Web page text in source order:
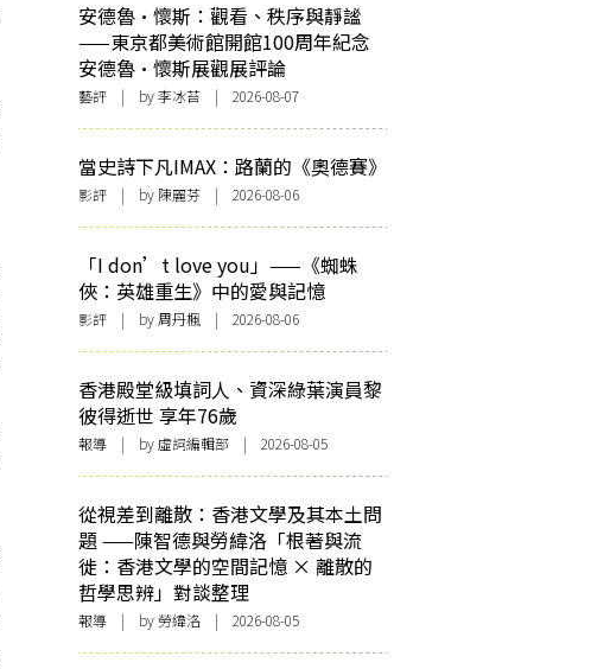
安德魯·懷斯：觀看、秩序與靜謐
——東京都美術館開館100周年紀念
安德魯·懷斯展觀展評論
藝評 | by 李冰苔 | 2026-08-07
當史詩下凡IMAX：路蘭的《奧德賽》
影評 | by 陳麗芬 | 2026-08-06
「I don’t love you」——《蜘蛛
俠：英雄重生》中的愛與記憶
影評 | by 周丹楓 | 2026-08-06
香港殿堂級填詞人、資深綠葉演員黎
彼得逝世 享年76歲
報導 | by 虛詞編輯部 | 2026-08-05
從視差到離散：香港文學及其本土問
題 ——陳智德與勞緯洛「根著與流
徙：香港文學的空間記憶 × 離散的
哲學思辨」對談整理
報導 | by 勞緯洛 | 2026-08-05